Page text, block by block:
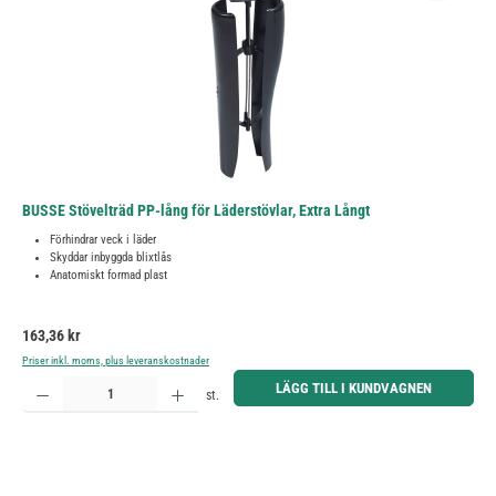
BUSSE Stövelträd PP-lång för Läderstövlar, Extra Långt
Förhindrar veck i läder
Skyddar inbyggda blixtlås
Anatomiskt formad plast
Ordinarie pris:
163,36 kr
Priser inkl. moms, plus leveranskostnader
Produktkvantitet: Ange önskat belopp eller använd knapparna för att öka eller minska kvantiteten.
st. LÄGG TILL I KUNDVAGNEN